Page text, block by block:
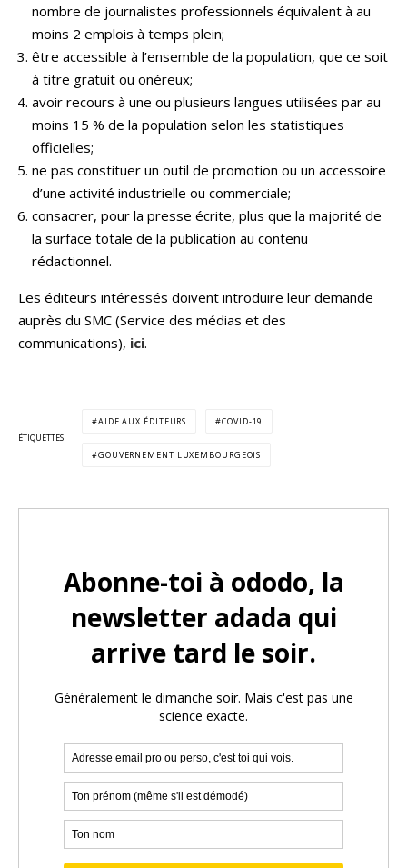
nombre de journalistes professionnels équivalent à au
moins 2 emplois à temps plein;
être accessible à l’ensemble de la population, que ce soit
à titre gratuit ou onéreux;
avoir recours à une ou plusieurs langues utilisées par au
moins 15 % de la population selon les statistiques
officielles;
ne pas constituer un outil de promotion ou un accessoire
d’une activité industrielle ou commerciale;
consacrer, pour la presse écrite, plus que la majorité de
la surface totale de la publication au contenu
rédactionnel.
Les éditeurs intéressés doivent introduire leur demande
auprès du SMC (Service des médias et des
communications), ici.
ÉTIQUETTES
AIDE AUX ÉDITEURS COVID-19
GOUVERNEMENT LUXEMBOURGEOIS